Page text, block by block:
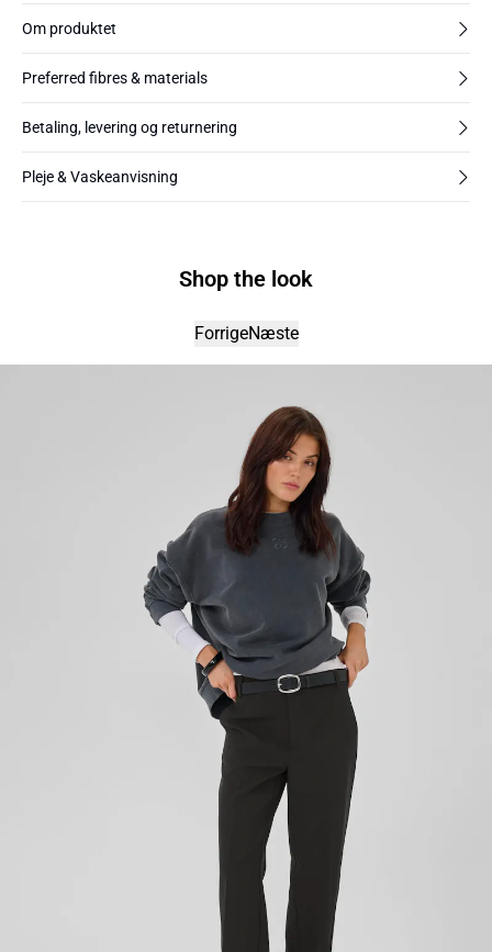
Om produktet
Preferred fibres & materials
Betaling, levering og returnering
Pleje & Vaskeanvisning
Shop the look
ForrigeNæste